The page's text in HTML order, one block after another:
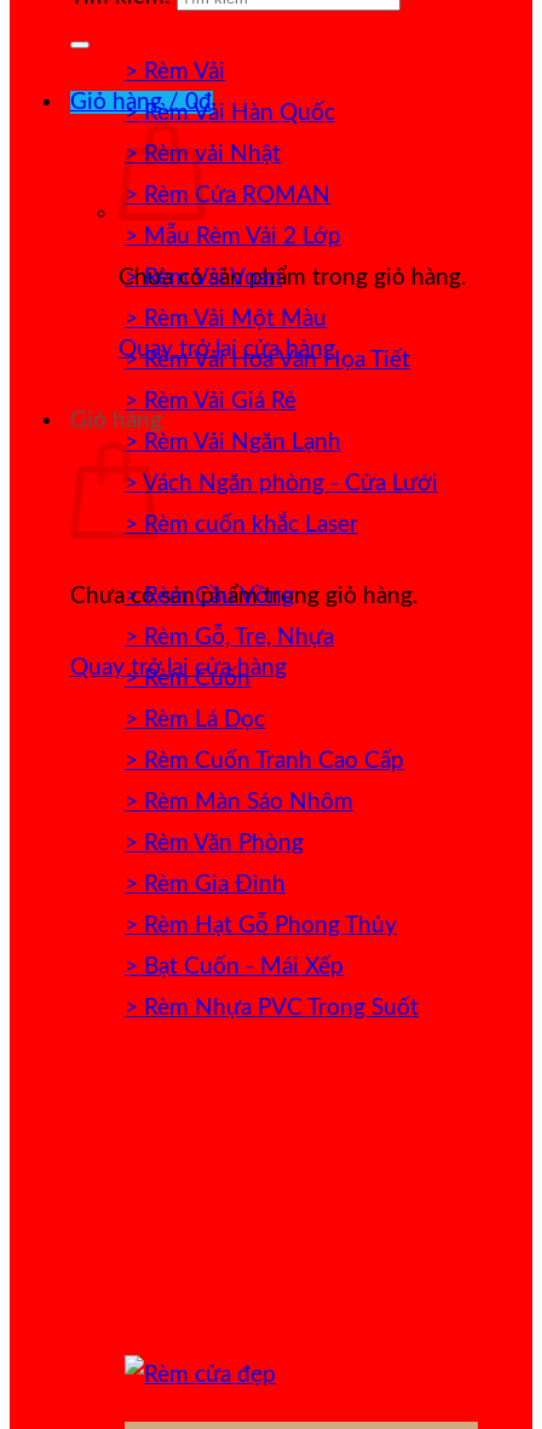
Giỏ hàng /0₫
Chưa có sản phẩm trong giỏ hàng.
Quay trở lại cửa hàng
Giỏ hàng
Chưa có sản phẩm trong giỏ hàng.
Quay trở lại cửa hàng
> Rèm Vải
> Rèm Vải Hàn Quốc
> Rèm vải Nhật
> Rèm Cửa ROMAN
> Mẫu Rèm Vải 2 Lớp
> Rèm Vải Voan
> Rèm Vải Một Màu
> Rèm Vải Hoa Văn Họa Tiết
> Rèm Vải Giá Rẻ
> Rèm Vải Ngăn Lạnh
> Vách Ngăn phòng - Cửa Lưới
> Rèm cuốn khắc Laser
> Rèm Cầu Vồng
> Rèm Gỗ, Tre, Nhựa
> Rèm Cuốn
> Rèm Lá Dọc
> Rèm Cuốn Tranh Cao Cấp
> Rèm Màn Sáo Nhôm
> Rèm Văn Phòng
> Rèm Gia Đình
> Rèm Hạt Gỗ Phong Thủy
> Bạt Cuốn - Mái Xếp
> Rèm Nhựa PVC Trong Suốt